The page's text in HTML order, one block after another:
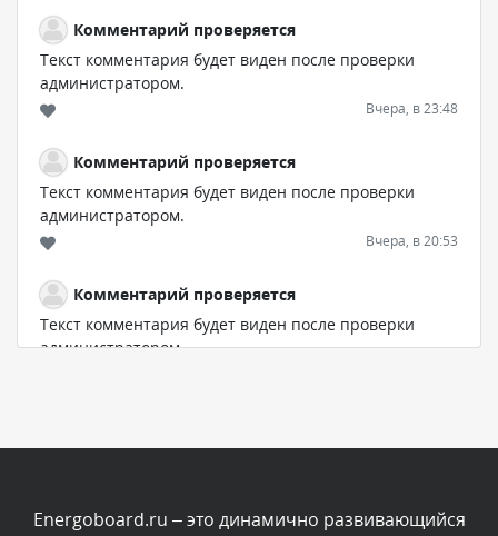
Комментарий проверяется
Текст комментария будет виден после проверки
администратором.
Вчера, в 23:48
Комментарий проверяется
Текст комментария будет виден после проверки
администратором.
Вчера, в 20:53
Комментарий проверяется
Текст комментария будет виден после проверки
администратором.
Energoboard.ru – это динамично развивающийся